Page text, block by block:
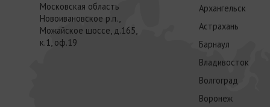
Московская область
Новоивановское р.п.,
Можайское шоссе, д.165,
к.1, оф.19
Архангельск
Астрахань
Барнаул
Владивосток
Волгоград
Воронеж